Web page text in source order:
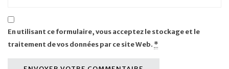
En utilisant ce formulaire, vous acceptez le stockage et le
traitement de vos données par ce site Web. *